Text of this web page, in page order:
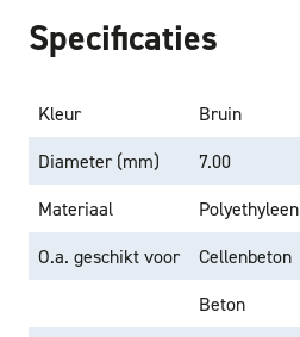
Specificaties
Kleur
Bruin
Diameter (mm)
7.00
Materiaal
Polyethyleen
O.a. geschikt voor
Cellenbeton
Beton